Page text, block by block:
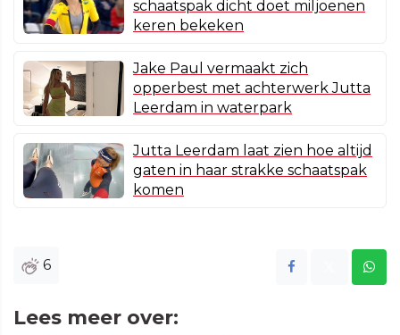
schaatspak dicht doet miljoenen
keren bekeken
Jake Paul vermaakt zich
opperbest met achterwerk Jutta
Leerdam in waterpark
Jutta Leerdam laat zien hoe altijd
gaten in haar strakke schaatspak
komen
6
Lees meer over: